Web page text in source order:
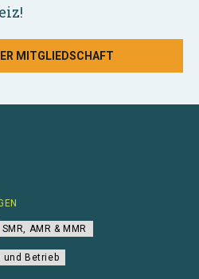
MITGLIEDSCHAFT
SMR, AMR & MMR
und Betrieb